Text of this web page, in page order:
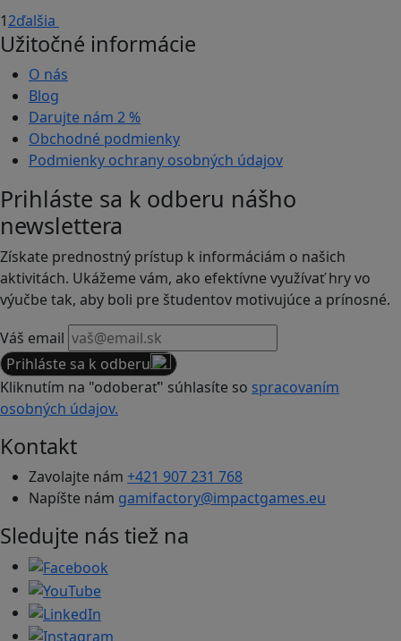
12ďalšia
Užitočné informácie
O nás
Blog
Darujte nám 2 %
Obchodné podmienky
Podmienky ochrany osobných údajov
Prihláste sa k odberu nášho
newslettera
Získate prednostný prístup k informáciám o našich
aktivitách. Ukážeme vám, ako efektívne využívať hry vo
výučbe tak, aby boli pre študentov motivujúce a prínosné.
Váš email
Prihláste sa k odberu
Kliknutím na "odoberať" súhlasíte so spracovaním
osobných údajov.
Kontakt
Zavolajte nám +421 907 231 768
Napíšte nám gamifactory@impactgames.eu
Sledujte nás tiež na